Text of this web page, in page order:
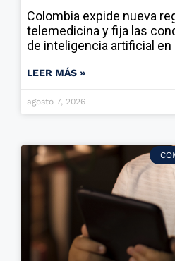
Colombia expide nueva
telemedicina y fija las
de inteligencia artificial
LEER MÁS »
agosto 7, 2026